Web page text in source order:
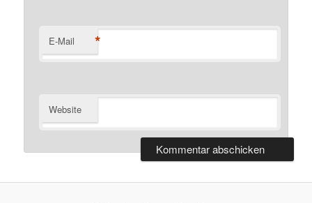
E-Mail *
Website